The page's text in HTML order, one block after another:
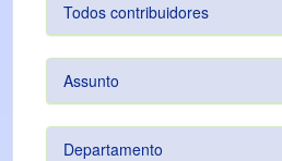
Todos contribuidores
Assunto
Departamento